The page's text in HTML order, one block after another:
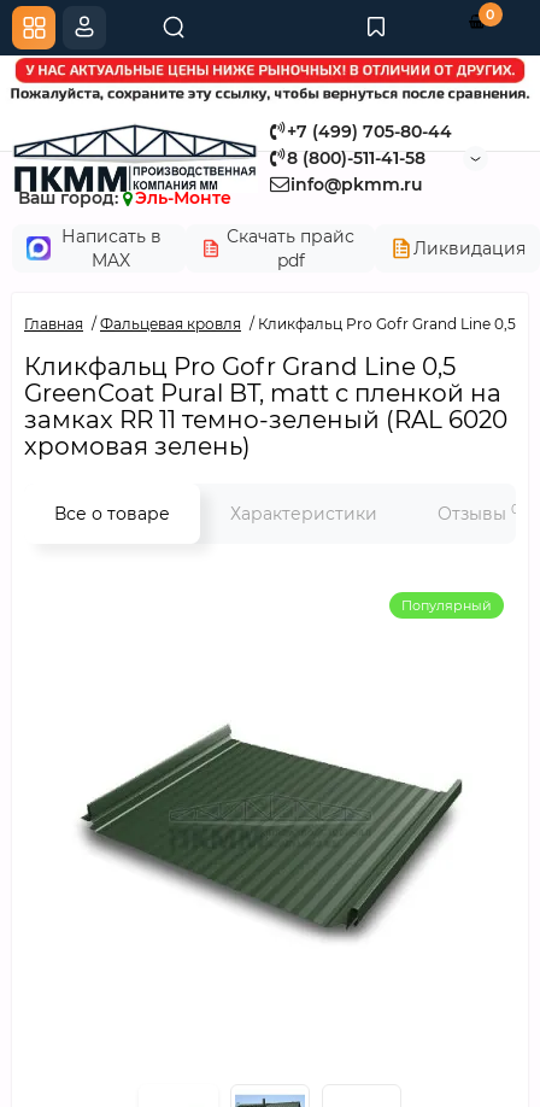
+7 (499) 705-80-44
8 (800)-511-41-58
info@pkmm.ru
Ваш город:
Эль-Монте
Написать в
MAX
Скачать прайс
pdf
Ликвидация
0
Главная Фальцевая кровля Кликфальц Pro Gofr Grand Line 0,5
Кликфальц Pro Gofr Grand Line 0,5
GreenCoat Pural BT, matt с пленкой на
замках RR 11 темно-зеленый (RAL 6020
хромовая зелень)
Все о товаре Характеристики Отзывы 0
Популярный